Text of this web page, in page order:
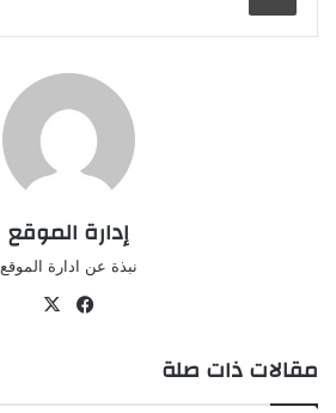
إدارة الموقع
نبذة عن ادارة الموقع
في
مقالات ذات صلة